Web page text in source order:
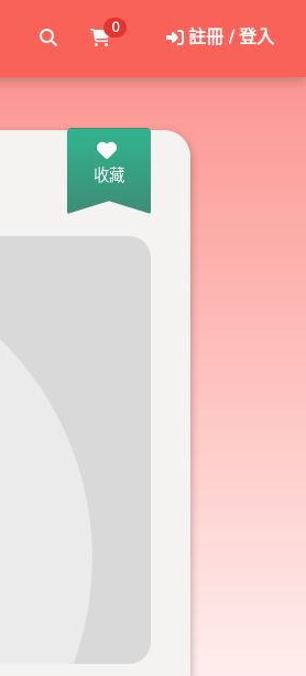
0 註冊 / 登入
收藏